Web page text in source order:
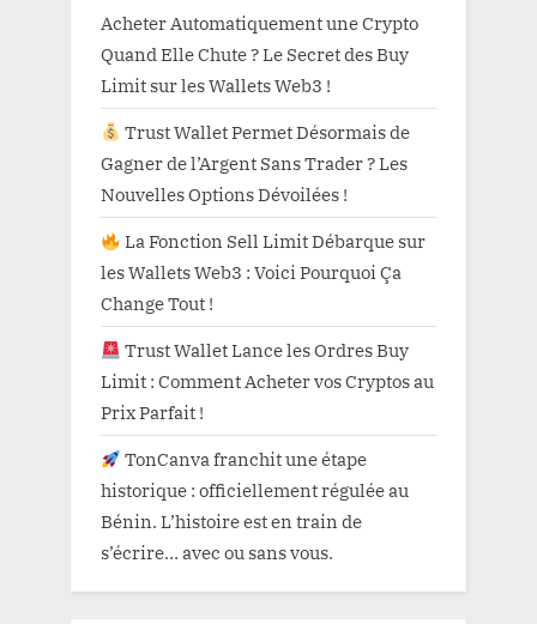
Acheter Automatiquement une Crypto
Quand Elle Chute ? Le Secret des Buy
Limit sur les Wallets Web3 !
Trust Wallet Permet Désormais de
Gagner de l’Argent Sans Trader ? Les
Nouvelles Options Dévoilées !
La Fonction Sell Limit Débarque sur
les Wallets Web3 : Voici Pourquoi Ça
Change Tout !
Trust Wallet Lance les Ordres Buy
Limit : Comment Acheter vos Cryptos au
Prix Parfait !
TonCanva franchit une étape
historique : officiellement régulée au
Bénin. L’histoire est en train de
s’écrire… avec ou sans vous.